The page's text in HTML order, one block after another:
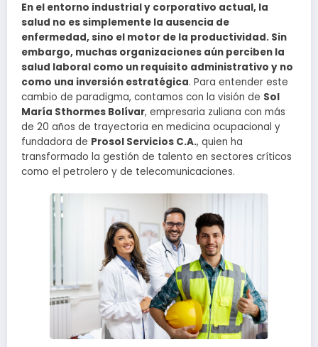
En el entorno industrial y corporativo actual, la
salud no es simplemente la ausencia de
enfermedad, sino el motor de la productividad. Sin
embargo, muchas organizaciones aún perciben la
salud laboral como un requisito administrativo y no
como una inversión estratégica. Para entender este
cambio de paradigma, contamos con la visión de Sol
María Sthormes Bolívar, empresaria zuliana con más
de 20 años de trayectoria en medicina ocupacional y
fundadora de Prosol Servicios C.A., quien ha
transformado la gestión de talento en sectores críticos
como el petrolero y de telecomunicaciones.